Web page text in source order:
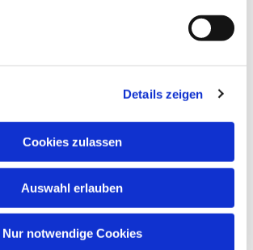
Details zeigen
Cookies zulassen
Auswahl erlauben
Nur notwendige Cookies
Sie auch interessieren